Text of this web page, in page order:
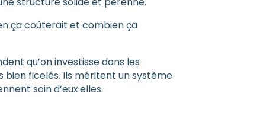
ça coûterait et combien ça
qu’on investisse dans les
bien ficelés. Ils méritent un système
soin d’eux·elles.